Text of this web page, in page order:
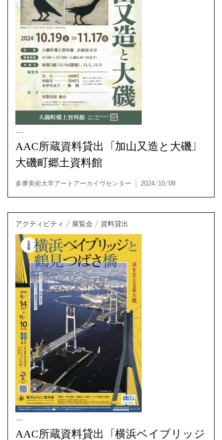
AAC, NCAR | 2024/12/18
アクティビティ / 資料貸出
AAC所蔵資料貸出「加山又造と大磯」
大磯町郷土資料館
AAC所蔵資料貸出「横浜ベイブリッジ